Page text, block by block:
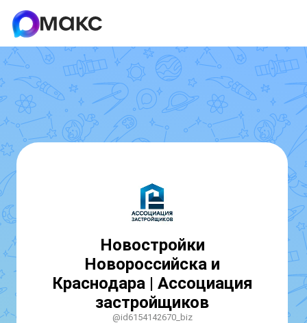
Новостройки
Новороссийска и
Краснодара | Ассоциация
застройщиков
@id6154142670_biz